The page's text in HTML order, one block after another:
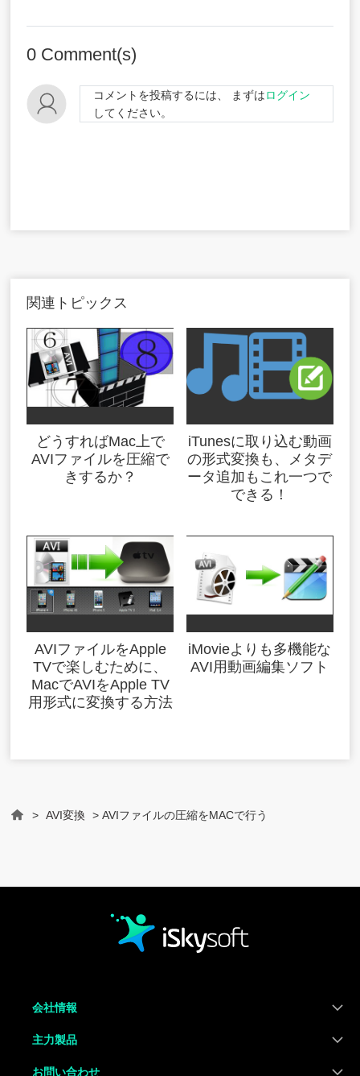
0 Comment(s)
コメントを投稿するには、 まずはログイン
してください。
関連トピックス
どうすればMac上で
AVIファイルを圧縮で
きするか？
iTunesに取り込む動画
の形式変換も、メタデ
ータ追加もこれ一つで
できる！
AVIファイルをApple
TVで楽しむために、
MacでAVIをApple TV
用形式に変換する方法
iMovieよりも多機能な
AVI用動画編集ソフト
> AVI変換 > AVIファイルの圧縮をMACで行う
会社情報
主力製品
お問い合わせ